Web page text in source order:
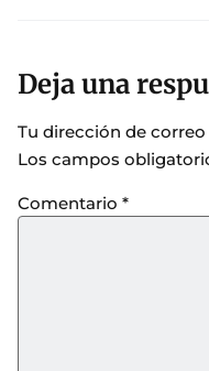
Deja una
Tu dirección de
Los campos
Comentario *